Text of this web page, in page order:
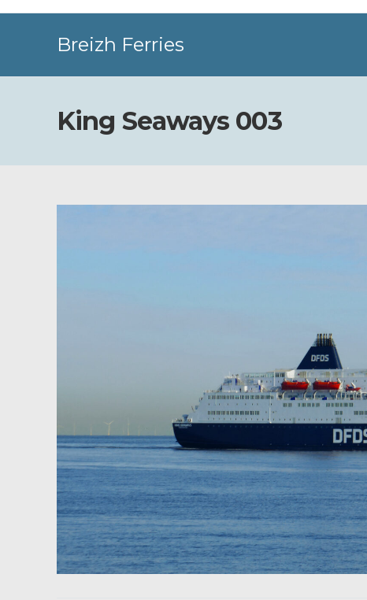
Breizh Ferries
King Seaways 003